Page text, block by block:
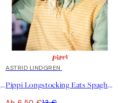
Pippi Longstocking on the Horse Poster
50%*
ASTRID LINDGREN
Pippi Longstocking Eats Spaghetti Poster